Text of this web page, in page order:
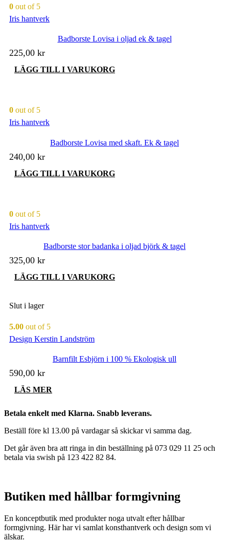
0 out of 5
Iris hantverk
Badborste Lovisa i oljad ek & tagel
225,00 kr
LÄGG TILL I VARUKORG
0 out of 5
Iris hantverk
Badborste Lovisa med skaft. Ek & tagel
240,00 kr
LÄGG TILL I VARUKORG
0 out of 5
Iris hantverk
Badborste stor badanka i oljad björk & tagel
325,00 kr
LÄGG TILL I VARUKORG
Slut i lager
5.00 out of 5
Design Kerstin Landström
Barnfilt Esbjörn i 100 % Ekologisk ull
590,00 kr
LÄS MER
Betala enkelt med Klarna. Snabb leverans.
Beställ före kl 13.00 på vardagar så skickar vi samma dag.
Det går även bra att ringa in din beställning på 073 029 11 25 och
betala via swish på 123 422 82 84.
Butiken med hållbar formgivning
En konceptbutik med produkter noga utvalt efter hållbar
formgivning. Här har vi samlat konsthantverk och design som vi
älskar.